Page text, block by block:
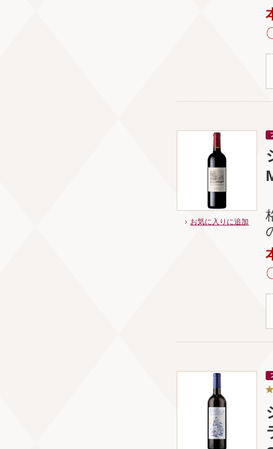
お気に入りに追加